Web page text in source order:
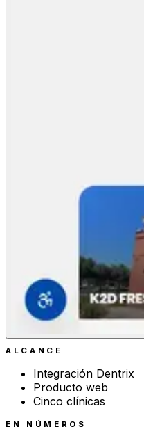
ALCANCE
Integración Dentrix
Producto web
Cinco clínicas
EN NÚMEROS